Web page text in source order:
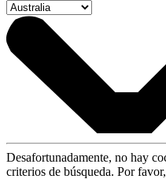
Desafortunadamente, no hay
criterios de búsqueda. Por